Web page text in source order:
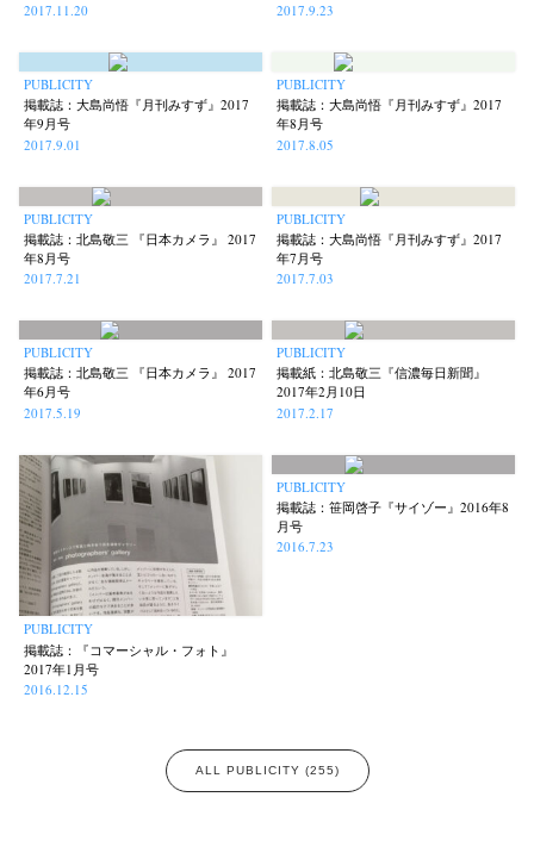
2017.11.20
2017.9.23
PUBLICITY
掲載誌：大島尚悟『月刊みすず』2017
年9月号
2017.9.01
PUBLICITY
掲載誌：大島尚悟『月刊みすず』2017
年8月号
2017.8.05
PUBLICITY
掲載誌：北島敬三 『日本カメラ』 2017
年8月号
2017.7.21
PUBLICITY
掲載誌：大島尚悟『月刊みすず』2017
年7月号
2017.7.03
PUBLICITY
掲載誌：北島敬三 『日本カメラ』 2017
年6月号
2017.5.19
PUBLICITY
掲載紙：北島敬三『信濃毎日新聞』
2017年2月10日
2017.2.17
PUBLICITY
掲載誌：『コマーシャル・フォト』
2017年1月号
2016.12.15
PUBLICITY
掲載誌：笹岡啓子『サイゾー』2016年8
月号
2016.7.23
ALL PUBLICITY (255)